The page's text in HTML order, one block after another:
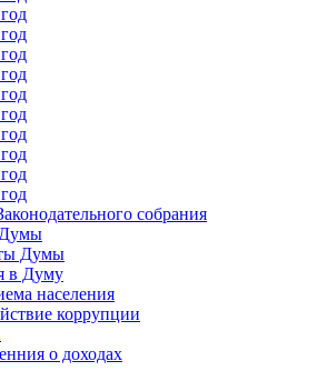
собрания
Думы
в Думу
населения
коррупции
о доходах